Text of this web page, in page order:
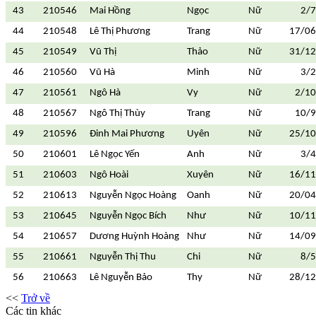
43 210546 Mai Hồng Ngọc Nữ
2/
44
210548 Lê Thị Phương Trang Nữ
17/
45
210549 Vũ Thị Thảo Nữ
31/
46
210560 Vũ Hà Minh Nữ
3/
47
210561 Ngô Hà Vy Nữ
2/
48
210567 Ngô Thị Thùy Trang Nữ
10/
49
210596 Đinh Mai Phương Uyên Nữ
25/
50
210601 Lê Ngọc Yến Anh Nữ
3/
51
210603 Ngô Hoài Xuyên Nữ
16/
52
210613 Nguyễn Ngọc Hoàng Oanh Nữ
20/
53
210645 Nguyễn Ngọc Bích Như Nữ
10/
54
210657 Dương Huỳnh Hoàng Như Nữ
14/
55
210661 Nguyễn Thị Thu Chi Nữ
8/
56
210663 Lê Nguyễn Bảo Thy Nữ 28/
<< Trở về
Các tin khác